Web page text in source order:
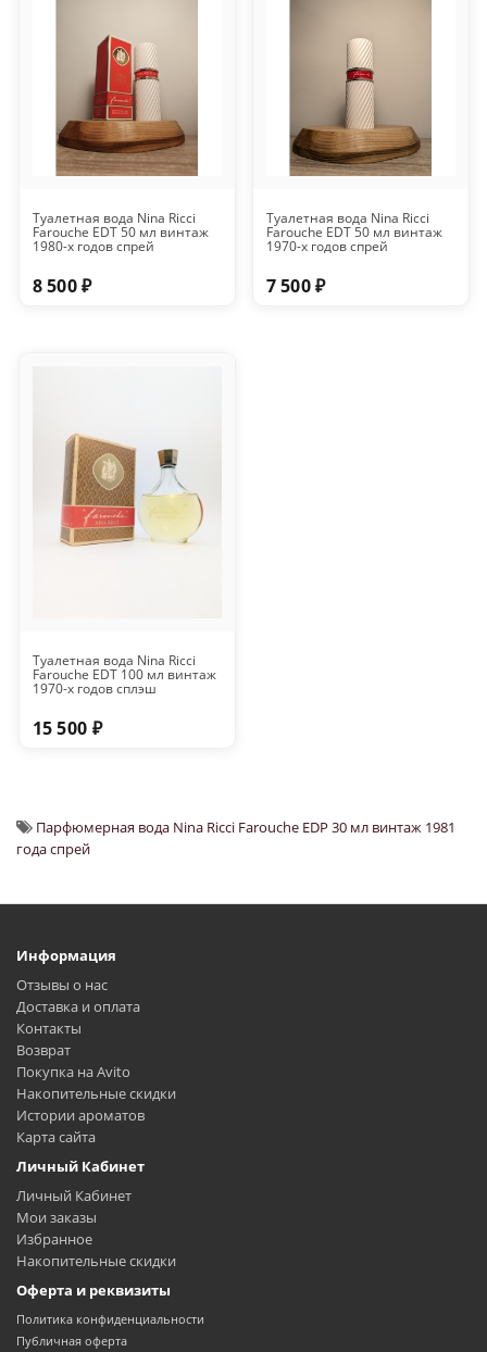
Туалетная вода Nina Ricci
Farouche EDT 50 мл винтаж
1980-х годов спрей
8 500 ₽
Туалетная вода Nina Ricci
Farouche EDT 50 мл винтаж
1970-х годов спрей
7 500 ₽
Туалетная вода Nina Ricci
Farouche EDT 100 мл винтаж
1970-х годов сплэш
15 500 ₽
Парфюмерная вода Nina Ricci Farouche EDP 30 мл винтаж 1981
года спрей
Информация
Отзывы о нас
Доставка и оплата
Контакты
Возврат
Покупка на Avito
Накопительные скидки
Истории ароматов
Карта сайта
Личный Кабинет
Личный Кабинет
Мои заказы
Избранное
Накопительные скидки
Оферта и реквизиты
Политика конфиденциальности
Публичная оферта